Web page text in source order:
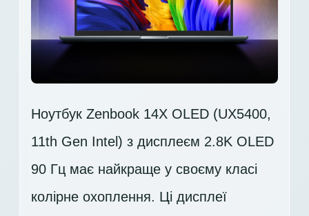
Ноутбук Zenbook 14X OLED (UX5400,
11th Gen Intel) з дисплеєм 2.8K OLED
90 Гц має найкраще у своєму класі
колірне охоплення. Ці дисплеї